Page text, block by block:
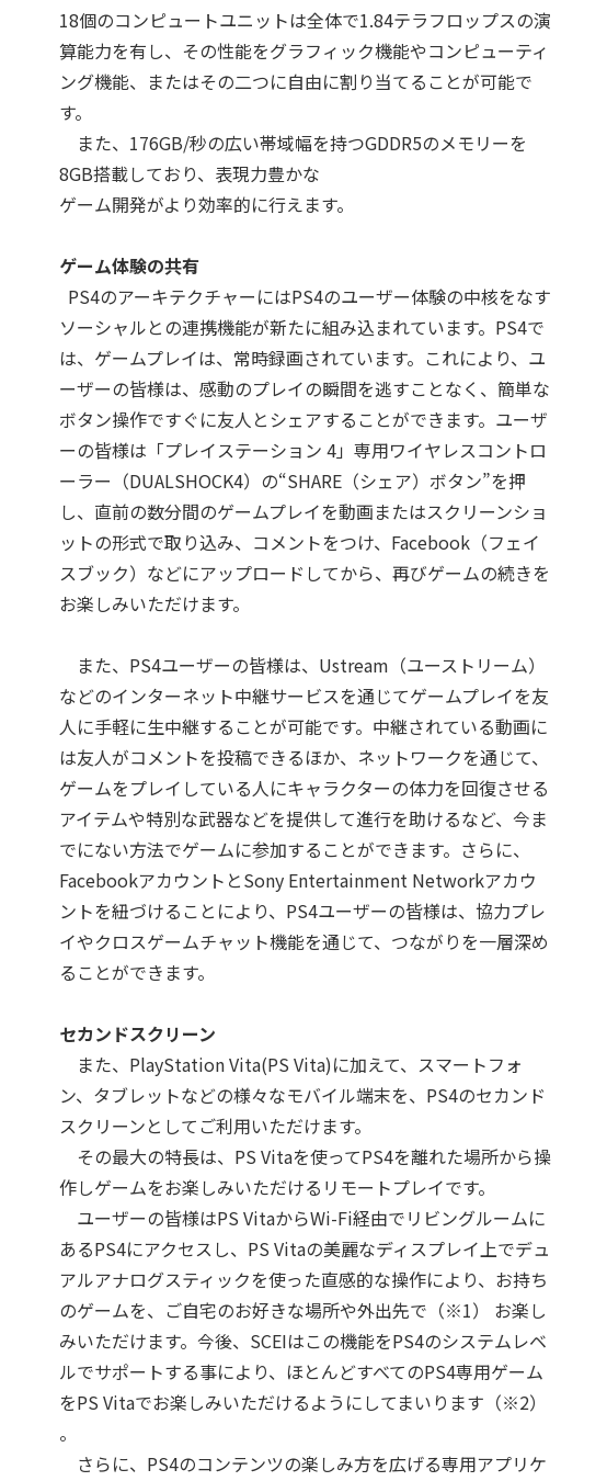
18個のコンピュートユニットは全体で1.84テラフロップスの演
算能力を有し、その性能をグラフィック機能やコンピューティ
ング機能、またはその二つに自由に割り当てることが可能で
す。
また、176GB/秒の広い帯域幅を持つGDDR5のメモリーを
8GB搭載しており、表現力豊かな
ゲーム開発がより効率的に行えます。
ゲーム体験の共有
PS4のアーキテクチャーにはPS4のユーザー体験の中核をなす
ソーシャルとの連携機能が新たに組み込まれています。PS4で
は、ゲームプレイは、常時録画されています。これにより、ユ
ーザーの皆様は、感動のプレイの瞬間を逃すことなく、簡単な
ボタン操作ですぐに友人とシェアすることができます。ユーザ
ーの皆様は「プレイステーション 4」専用ワイヤレスコントロ
ーラー（DUALSHOCK4）の“SHARE（シェア）ボタン”を押
し、直前の数分間のゲームプレイを動画またはスクリーンショ
ットの形式で取り込み、コメントをつけ、Facebook（フェイ
スブック）などにアップロードしてから、再びゲームの続きを
お楽しみいただけます。
また、PS4ユーザーの皆様は、Ustream（ユーストリーム）
などのインターネット中継サービスを通じてゲームプレイを友
人に手軽に生中継することが可能です。中継されている動画に
は友人がコメントを投稿できるほか、ネットワークを通じて、
ゲームをプレイしている人にキャラクターの体力を回復させる
アイテムや特別な武器などを提供して進行を助けるなど、今ま
でにない方法でゲームに参加することができます。さらに、
FacebookアカウントとSony Entertainment Networkアカウ
ントを紐づけることにより、PS4ユーザーの皆様は、協力プレ
イやクロスゲームチャット機能を通じて、つながりを一層深め
ることができます。
セカンドスクリーン
また、PlayStation Vita(PS Vita)に加えて、スマートフォ
ン、タブレットなどの様々なモバイル端末を、PS4のセカンド
スクリーンとしてご利用いただけます。
その最大の特長は、PS Vitaを使ってPS4を離れた場所から操
作しゲームをお楽しみいただけるリモートプレイです。
ユーザーの皆様はPS VitaからWi-Fi経由でリビングルームに
あるPS4にアクセスし、PS Vitaの美麗なディスプレイ上でデュ
アルアナログスティックを使った直感的な操作により、お持ち
のゲームを、ご自宅のお好きな場所や外出先で（※1） お楽し
みいただけます。今後、SCEIはこの機能をPS4のシステムレベ
ルでサポートする事により、ほとんどすべてのPS4専用ゲーム
をPS Vitaでお楽しみいただけるようにしてまいります（※2）
。
さらに、PS4のコンテンツの楽しみ方を広げる専用アプリケ